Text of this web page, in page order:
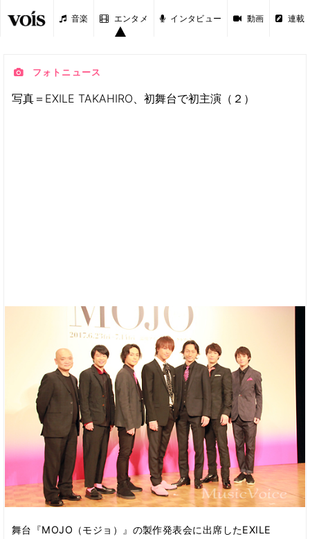
音楽 エンタメ インタビュー 動画 連載
フォトニュース
写真＝EXILE TAKAHIRO、初舞台で初主演（２）
舞台『MOJO（モジョ）』の製作発表会に出席したEXILE